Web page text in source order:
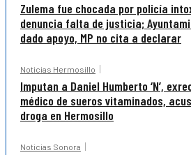
Zulema fue chocada por policía
denuncia falta de justicia;
dado apoyo, MP no cita a declarar
Noticias Hermosillo
Imputan a Daniel Humberto ‘N’,
médico de sueros vitaminados,
droga en Hermosillo
Noticias Sonora